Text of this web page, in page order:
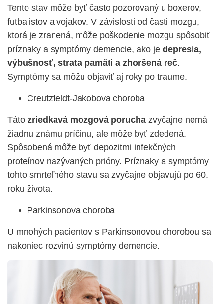
Tento stav môže byť často pozorovaný u boxerov,
futbalistov a vojakov. V závislosti od časti mozgu,
ktorá je zranená, môže poškodenie mozgu spôsobiť
príznaky a symptómy demencie, ako je depresia,
výbušnosť, strata pamäti a zhoršená reč.
Symptómy sa môžu objaviť aj roky po traume.
Creutzfeldt-Jakobova choroba
Táto zriedkavá mozgová porucha zvyčajne nemá
žiadnu známu príčinu, ale môže byť zdedená.
Spôsobená môže byť depozitmi infekčných
proteínov nazývaných prióny. Príznaky a symptómy
tohto smrteľného stavu sa zvyčajne objavujú po 60.
roku života.
Parkinsonova choroba
U mnohých pacientov s Parkinsonovou chorobou sa
nakoniec rozvinú symptómy demencie.